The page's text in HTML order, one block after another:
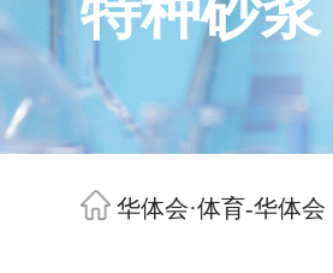
华体会·体育-华体